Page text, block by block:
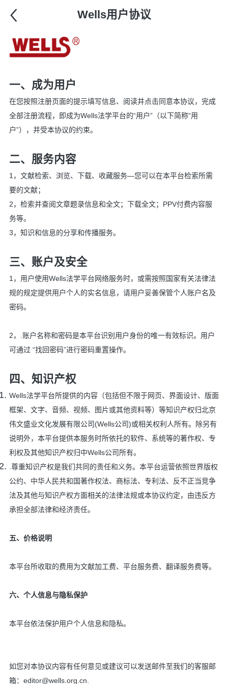
Wells用户协议
一、成为用户
在您按照注册页面的提示填写信息、阅读并点击同意本协议，完成
全部注册流程，即成为Wells法学平台的“用户”（以下简称“用
户”），并受本协议的约束。
二、服务内容
1，文献检索、浏览、下载、收藏服务—您可以在本平台检索所需
要的文献；
2，检索并查阅文章题录信息和全文；下载全文；PPV付费内容服
务等。
3，知识和信息的分享和传播服务。
三、账户及安全
1，用户使用Wells法学平台网络服务时，或需按照国家有关法律法
规的规定提供用户个人的实名信息，请用户妥善保管个人账户名及
密码。
2，.账户名称和密码是本平台识别用户身份的唯一有效标识。用户
可通过 “找回密码”进行密码重置操作。
四、知识产权
Wells法学平台所提供的内容（包括但不限于网页、界面设计、版面
框架、文字、音频、视频、图片或其他资料等）等知识产权归北京
伟文盛业文化发展有限公司(Wells公司)或相关权利人所有。除另有
说明外，本平台提供本服务时所依托的软件、系统等的著作权、专
利权及其他知识产权归中Wells公司所有。
.尊重知识产权是我们共同的责任和义务。本平台运营依照世界版权
公约、中华人民共和国著作权法、商标法、专利法、反不正当竞争
法及其他与知识产权方面相关的法律法规或本协议约定，由违反方
承担全部法律和经济责任。
五、价格说明
本平台所收取的费用为文献加工费、平台服务费、翻译服务费等。
六、个人信息与隐私保护
本平台依法保护用户个人信息和隐私。
如您对本协议内容有任何意见或建议可以发送邮件至我们的客服邮
箱：editor@wells.org.cn.